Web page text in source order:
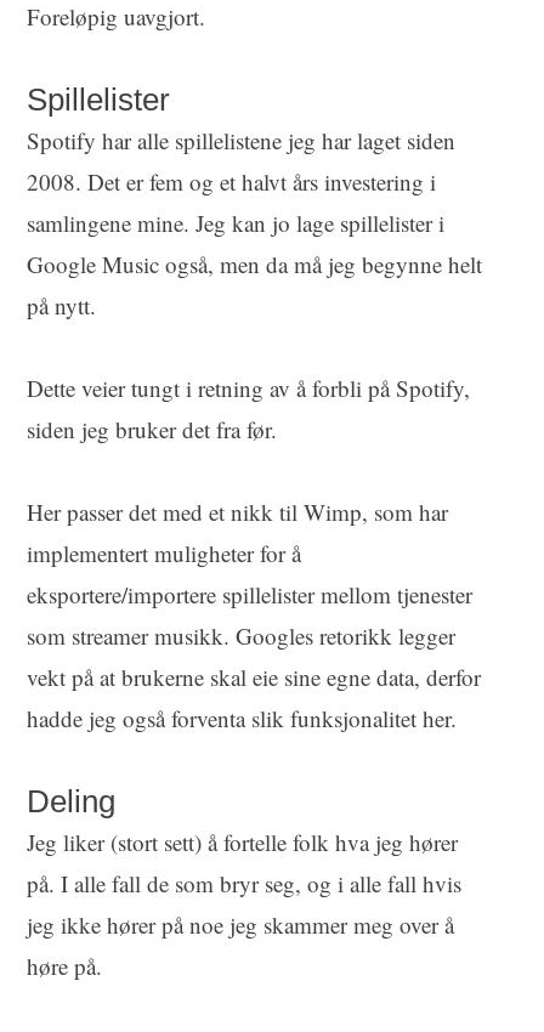
Foreløpig uavgjort.
Spillelister
Spotify har alle spillelistene jeg har laget siden
2008. Det er fem og et halvt års investering i
samlingene mine. Jeg kan jo lage spillelister i
Google Music også, men da må jeg begynne helt
på nytt.
Dette veier tungt i retning av å forbli på Spotify,
siden jeg bruker det fra før.
Her passer det med et nikk til Wimp, som har
implementert muligheter for å
eksportere/importere spillelister mellom tjenester
som streamer musikk. Googles retorikk legger
vekt på at brukerne skal eie sine egne data, derfor
hadde jeg også forventa slik funksjonalitet her.
Deling
Jeg liker (stort sett) å fortelle folk hva jeg hører
på. I alle fall de som bryr seg, og i alle fall hvis
jeg ikke hører på noe jeg skammer meg over å
høre på.